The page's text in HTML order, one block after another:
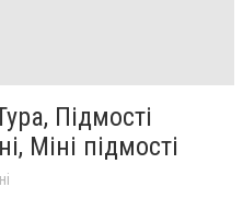
Підмості
Міні підмості